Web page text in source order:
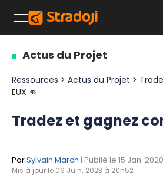
Actus du Projet
Ressources > Actus du Projet >
EUX 👊
Tradez et gagnez
ParSylvain March | Publié le 15 Jan.
Mis à jour le 06 Juin. 2023 à 20h52